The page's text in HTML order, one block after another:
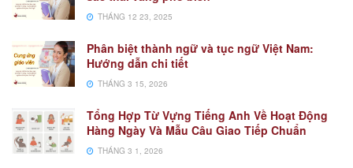
THÁNG 12 23, 2025
Phân biệt thành ngữ và tục ngữ Việt Nam:
Hướng dẫn chi tiết
THÁNG 3 15, 2026
Tổng Hợp Từ Vựng Tiếng Anh Về Hoạt Động
Hàng Ngày Và Mẫu Câu Giao Tiếp Chuẩn
THÁNG 3 1, 2026